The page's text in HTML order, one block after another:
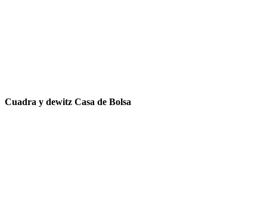
Cuadra y dewitz Casa de Bolsa